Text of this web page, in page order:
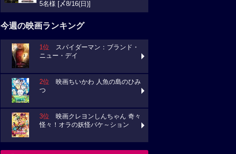
5名様 [〆8/16(日)]
今週の映画ランキング
1位 スパイダーマン：ブランド・
ニュー・デイ
2位 映画ちいかわ 人魚の島のひみ
つ
3位 映画クレヨンしんちゃん 奇々
怪々！オラの妖怪バケ～ション